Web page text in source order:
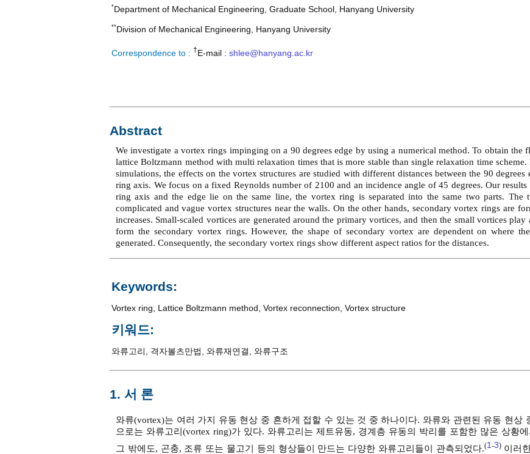
*Department of Mechanical Engineering, Graduate School, Hanyang University
**Division of Mechanical Engineering, Hanyang University
Correspondence to : †E-mail : shlee@hanyang.ac.kr
Abstract
We investigate a vortex rings impinging on a 90 degrees edge by using a numerical method. To obtain the
lattice Boltzmann method with multi relaxation times that is more stable than single relaxation time scheme.
simulations, the effects on the vortex structures are studied with different distances between the 90 degrees
ring axis. We focus on a fixed Reynolds number of 2100 and an incidence angle of 45 degrees. Our results
ring axis and the edge lie on the same line, the vortex ring is separated into the same two parts. The
complicated and vague vortex structures near the walls. On the other hands, secondary vortex rings are
increases. Small-scaled vortices are generated around the primary vortices, and then the small vortices
form the secondary vortex rings. However, the shape of secondary vortex are dependent on where
generated. Consequently, the secondary vortex rings show different aspect ratios for the distances.
Keywords:
Vortex ring Lattice Boltzmann method Vortex reconnection Vortex structure
키워드:
와류고리 격자볼츠만법 와류재연결 와류구조
1. 서 론
와류(vortex)는 여러 가지 유동 현상 중 흔하게 접할 수 있는 것 중 하나이다. 와류와 관련된 유동 현상
으로는 와류고리(vortex ring)가 있다. 와류고리는 제트유동, 경계층 유동의 박리를 포함한 많은 상황
그 밖에도, 곤충, 조류 또는 물고기 등의 형상들이 만드는 다양한 와류고리들이 관측되었다.(1 -3)이러